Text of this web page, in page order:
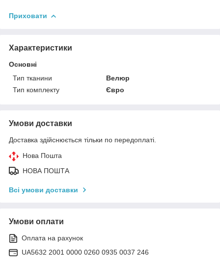
Приховати
Характеристики
Основні
Тип тканини
Велюр
Тип комплекту
Євро
Умови доставки
Доставка здійснюється тільки по передоплаті.
Нова Пошта
НОВА ПОШТА
Всі умови доставки
Умови оплати
Оплата на рахунок
UA5632 2001 0000 0260 0935 0037 246